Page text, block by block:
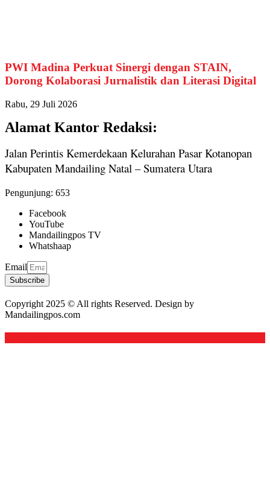
PWI Madina Perkuat Sinergi dengan STAIN,
Dorong Kolaborasi Jurnalistik dan Literasi Digital
Rabu, 29 Juli 2026
Alamat Kantor Redaksi:
Jalan Perintis Kemerdekaan Kelurahan Pasar Kotanopan
Kabupaten Mandailing Natal – Sumatera Utara
Pengunjung: 653
Facebook
YouTube
Mandailingpos TV
Whatshaap
Email
Subscribe
Copyright 2025 © All rights Reserved. Design by
Mandailingpos.com